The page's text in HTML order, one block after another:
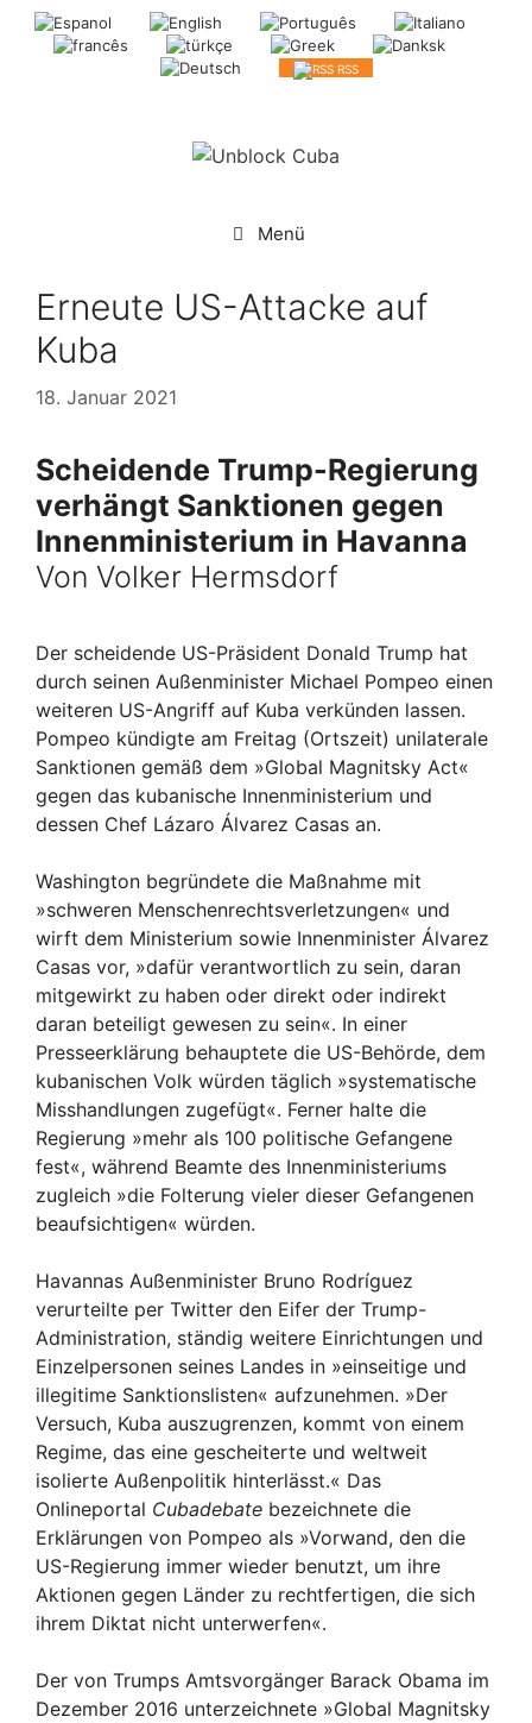
Springe
RSS
Menü
Erneute US-Attacke auf
Kuba
18. Januar 2021
Scheidende Trump-Regierung
verhängt Sanktionen gegen
Innenministerium in Havanna
Von Volker Hermsdorf
Der scheidende US-Präsident Donald Trump hat
durch seinen Außenminister Michael Pompeo einen
weiteren US-Angriff auf Kuba verkünden lassen.
Pompeo kündigte am Freitag (Ortszeit) unilaterale
Sanktionen gemäß dem »Global Magnitsky Act«
gegen das kubanische Innenministerium und
dessen Chef Lázaro Álvarez Casas an.
Washington begründete die Maßnahme mit
»schweren Menschenrechtsverletzungen« und
wirft dem Ministerium sowie Innenminister Álvarez
Casas vor, »dafür verantwortlich zu sein, daran
mitgewirkt zu haben oder direkt oder indirekt
daran beteiligt gewesen zu sein«. In einer
Presseerklärung behauptete die US-Behörde, dem
kubanischen Volk würden täglich »systematische
Misshandlungen zugefügt«. Ferner halte die
Regierung »mehr als 100 politische Gefangene
fest«, während Beamte des Innenministeriums
zugleich »die Folterung vieler dieser Gefangenen
beaufsichtigen« würden.
Havannas Außenminister Bruno Rodríguez
verurteilte per Twitter den Eifer der Trump-
Administration, ständig weitere Einrichtungen und
Einzelpersonen seines Landes in »einseitige und
illegitime Sanktionslisten« aufzunehmen. »Der
Versuch, Kuba auszugrenzen, kommt von einem
Regime, das eine gescheiterte und weltweit
isolierte Außenpolitik hinterlässt.« Das
Onlineportal Cubadebate bezeichnete die
Erklärungen von Pompeo als »Vorwand, den die
US-Regierung immer wieder benutzt, um ihre
Aktionen gegen Länder zu rechtfertigen, die sich
ihrem Diktat nicht unterwerfen«.
Der von Trumps Amtsvorgänger Barack Obama im
Dezember 2016 unterzeichnete »Global Magnitsky